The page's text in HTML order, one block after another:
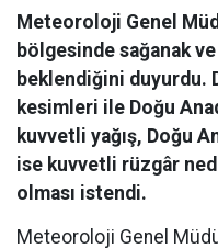
Meteoroloji Genel
bölgesinde sağanak
beklendiğini duyurdu.
kesimleri ile Doğu
kuvvetli yağış, Doğu
ise kuvvetli rüzgâr
olması istendi.
Meteoroloji Genel